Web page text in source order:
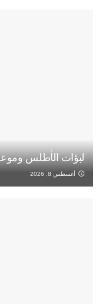
لبؤات الأطلس
أغسطس 8, 2026